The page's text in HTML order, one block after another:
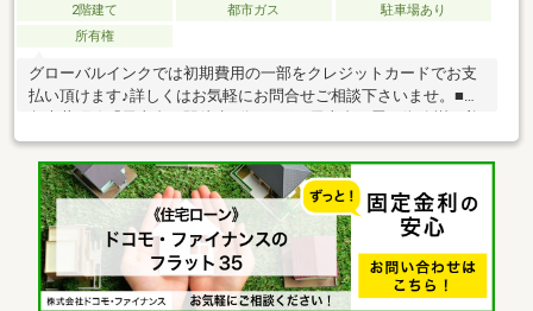
2階建て 都市ガス
駐車場あり
所有権
グローバルインクでは初期費用の一部をクレジットカードでお支
払い頂けます♪詳しくはお気軽にお問合せご相談下さいませ。■東
しいハッピーロード尾山台、そして自由が丘と二子玉川に挟まれ
た高級住宅街です。■二世帯住宅、親世帯・子世帯での同居、三
世代住宅として活用可能です。■南西側公道約6.0ｍに接道し陽当
り良好で開放感がございます。■ドライエリアがあり洗濯もラク
ラク。■ホームシアターやテレワークスペースなど多用途に利用
できます。【無料】お車送迎サービスを実施しております。